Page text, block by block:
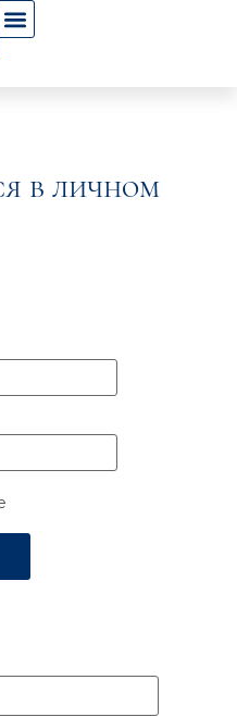
в личном